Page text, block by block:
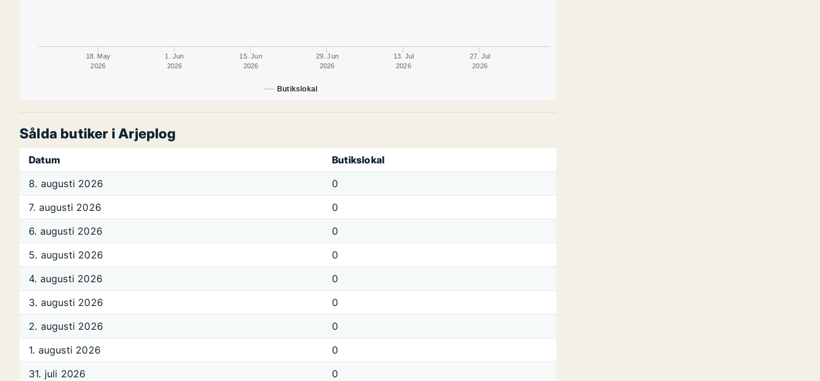
Butikslokal
18. May
2026
1. Jun
2026
15. Jun
2026
29. Jun
2026
13. Jul
2026
27. Jul
2026
Sålda butiker i Arjeplog
Datum
Butikslokal
8. augusti 2026
0
7. augusti 2026
0
6. augusti 2026
0
5. augusti 2026
0
4. augusti 2026
0
3. augusti 2026
0
2. augusti 2026
0
1. augusti 2026
0
31. juli 2026
0